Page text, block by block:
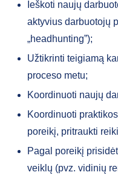
Ieškoti naujų
aktyvius darbuotojų
„headhunting”);
Užtikrinti teigiamą
proceso metu;
Koordinuoti naujų
Koordinuoti
poreikį, pritraukti
Pagal poreikį
veiklų (pvz. vidinių